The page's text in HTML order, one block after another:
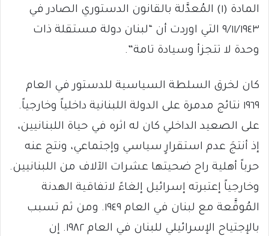
المادة (١) المُعدَّلة بالقانون الدستوري الصادر في
٩/١١/١٩٤٣ التي اوردت أن “لبنان دولة مستقلة ذات
وحدة لا تتجزأ وسيادة تامة”.
كان لخرق السلطة السياسية للدستور في العام
١٩٦٩ نتائج مدمرة على الدولة اللبنانية داخلياً وخارجياً.
على الصعيد الداخلي كان له اثره في حياة اللبنانيين،
إذ أنتجَ عدم استقرارٍ سياسي وإجتماعي، ونتج عنه
حرباً أهلية راح ضحيتها عشرات الآلاف من اللبنانيين.
وخارجياً إعتبرته إسرائيل إلغاءً لاتفاقية الهدنة
المُوقَّعة مع لبنان في العام ١٩٤٩. ومن ثم تسبب
بالإجتياح الإسرائيلي للبنان في العام ١٩٨٢. إن